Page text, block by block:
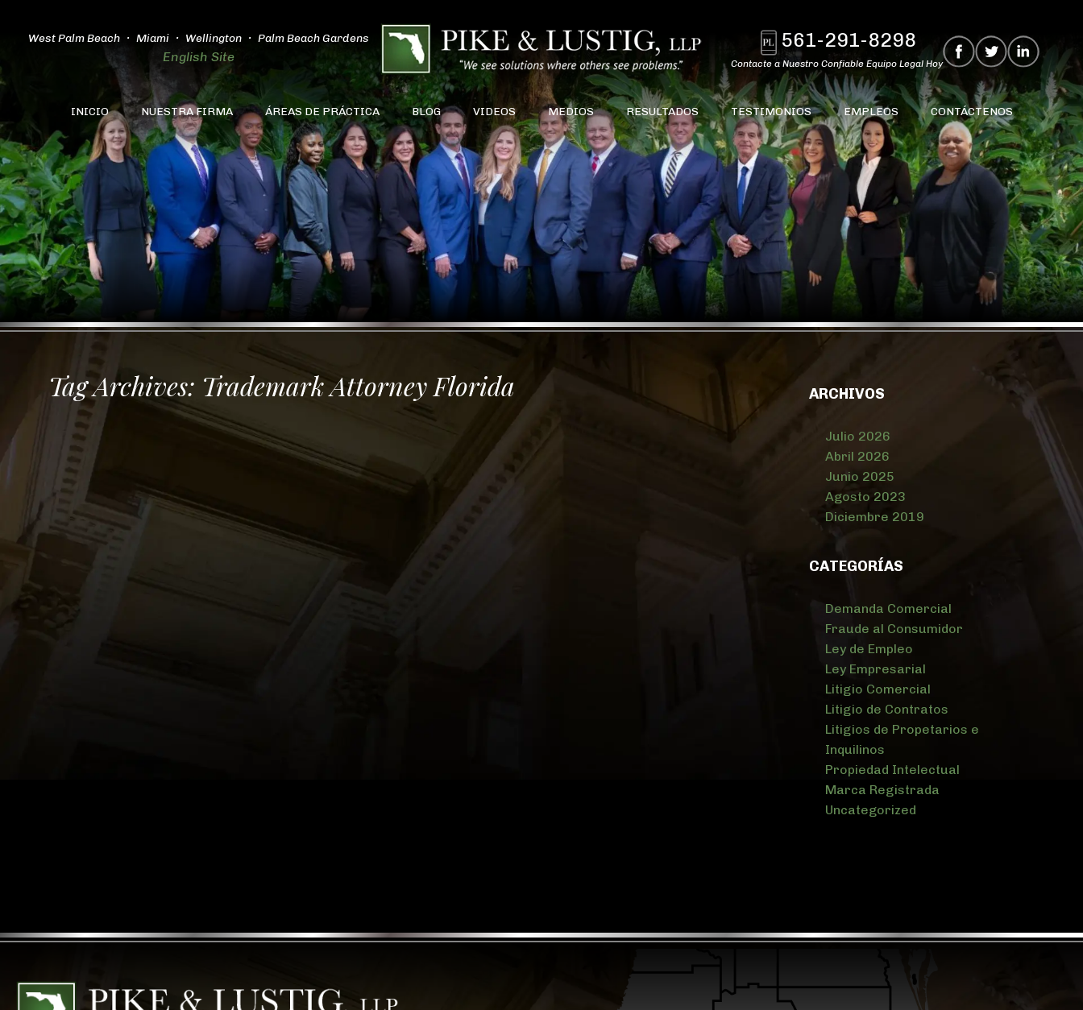
West Palm Beach Miami Wellington Palm Beach Gardens
English Site
561-291-8298
Contacte a Nuestro Confiable Equipo Legal Hoy
INICIO NUESTRA FIRMA ÁREAS DE PRÁCTICA BLOG VIDEOS MEDIOS RESULTADOS TESTIMONIOS EMPLEOS CONTÁCTENOS
Tag Archives: Trademark Attorney Florida ARCHIVOS
Julio 2026
Abril 2026
Junio 2025
Agosto 2023
Diciembre 2019
CATEGORÍAS
Demanda Comercial
Fraude al Consumidor
Ley de Empleo
Ley Empresarial
Litigio Comercial
Litigio de Contratos
Litigios de Propetarios e
Inquilinos
Propiedad Intelectual
Marca Registrada
Uncategorized